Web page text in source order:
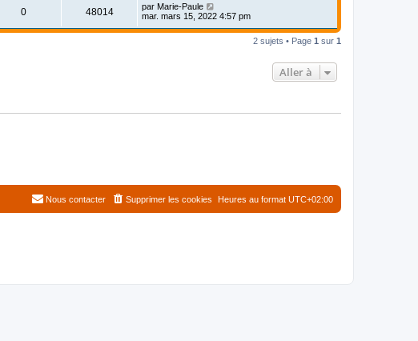
0 48014 par Marie-Paule
mar. mars 15, 2022 4:57 pm
2 sujets • Page 1 sur 1
Aller à
Heures au format UTC+02:00
Supprimer les cookies
Nous contacter